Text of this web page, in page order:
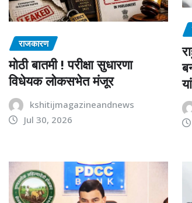
राजकारण
मोठी बातमी ! परीक्षा सुधारणा
विधेयक लोकसभेत मंजूर
kshitijmagazineandnews
Jul 30, 2026